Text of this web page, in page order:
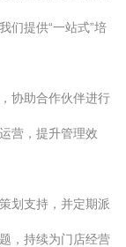
们提供“一站式”培
协助合作伙伴进行
营，提升管理效
划支持，并定期派
，持续为门店经营